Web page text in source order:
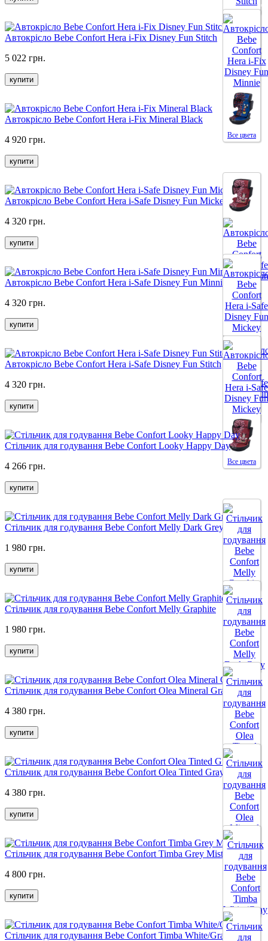
Все цвета
Все цвета
Все цвета
Автокрісло Bebe Confort Hera i-Fix Disney Fun Stitch
5 022 грн.
купити
Автокрісло Bebe Confort Hera i-Fix Mineral Black
4 920 грн.
купити
Все цвета
Автокрісло Bebe Confort Hera i-Safe Disney Fun Mickey
4 320 грн.
купити
Все цвета
Автокрісло Bebe Confort Hera i-Safe Disney Fun Minnie
4 320 грн.
купити
Все цвета
Автокрісло Bebe Confort Hera i-Safe Disney Fun Stitch
4 320 грн.
купити
Стільчик для годування Bebe Confort Looky Happy Day
4 266 грн.
купити
Стільчик для годування Bebe Confort Melly Dark Grey
1 980 грн.
купити
Стільчик для годування Bebe Confort Melly Graphite
1 980 грн.
купити
Стільчик для годування Bebe Confort Olea Mineral Gray
4 380 грн.
купити
Стільчик для годування Bebe Confort Olea Tinted Gray
4 380 грн.
купити
Стільчик для годування Bebe Confort Timba Grey Mist
4 800 грн.
купити
Стільчик для годування Bebe Confort Timba White/Gray